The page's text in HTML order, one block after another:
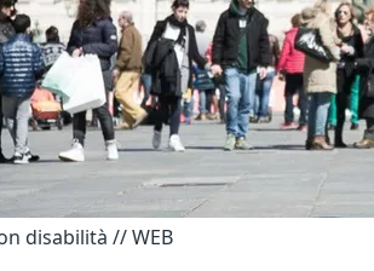
disabilità // WEB